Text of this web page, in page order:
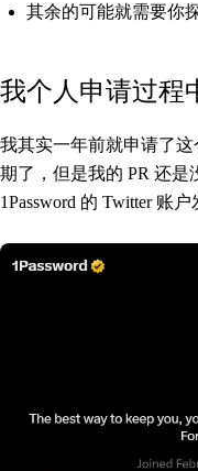
其余的可能就需要你
我个人申请过程
我其实一年前就申请了
期了，但是我的 PR 还是
1Password 的 Twitter 账